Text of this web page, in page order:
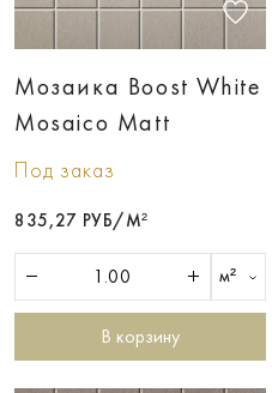
Мозаика Boost White
Mosaico Matt
Под заказ
835,27 РУБ/М²
м²
В корзину